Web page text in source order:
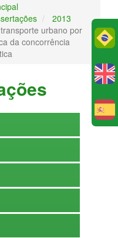
2013
urbano por
da concorrência